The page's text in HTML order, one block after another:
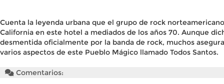
Cuenta la leyenda urbana que el grupo de rock
California en este hotel a mediados de los años 70. Aunque
desmentida oficialmente por la banda de rock, muchos
varios aspectos de este Pueblo Mágico llamado Todos Santos.
Comentarios: